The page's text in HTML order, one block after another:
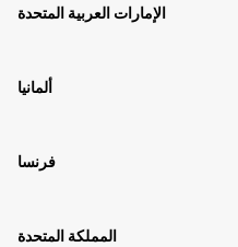
الإمارات العربية المتحدة
ألمانيا
فرنسا
المملكة المتحدة